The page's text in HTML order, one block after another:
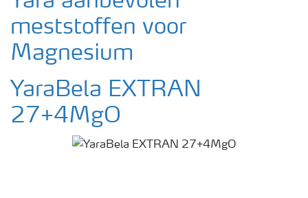
meststoffen voor
Magnesium
YaraBela EXTRAN
27+4MgO